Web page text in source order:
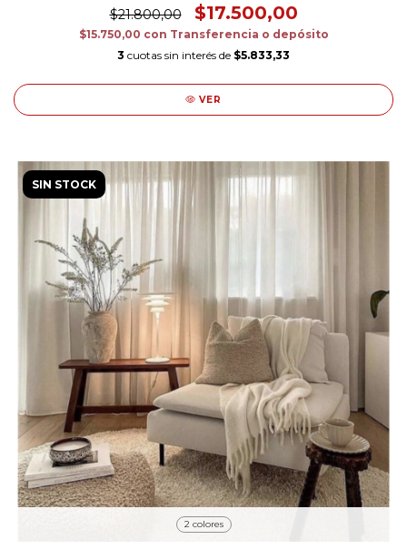
$21.800,00 $17.500,00
$15.750,00 con Transferencia o depósito
3 cuotas sin interés de $5.833,33
VER
SIN STOCK
2 colores